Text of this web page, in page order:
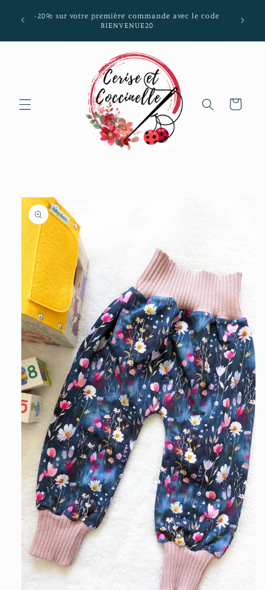
au
-20% sur votre première commande avec le code
BIENVENUE20
Panier
Passer aux
informations
produits